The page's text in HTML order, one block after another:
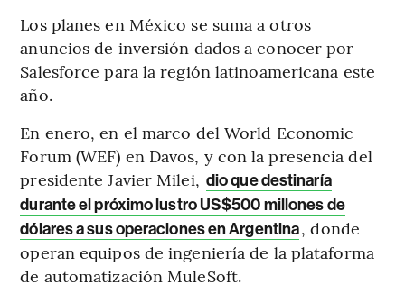
Los planes en México se suma a otros
anuncios de inversión dados a conocer por
Salesforce para la región latinoamericana este
año.
En enero, en el marco del World Economic
Forum (WEF) en Davos, y con la presencia del
presidente Javier Milei, dio que destinaría
durante el próximo lustro US$500 millones de
dólares a sus operaciones en Argentina, donde
operan equipos de ingeniería de la plataforma
de automatización MuleSoft.